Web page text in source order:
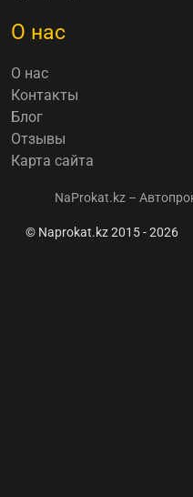
О нас
О нас
Контакты
Блог
Отзывы
Карта сайта
NaProkat.kz –
© Naprokat.kz 2015 - 2026